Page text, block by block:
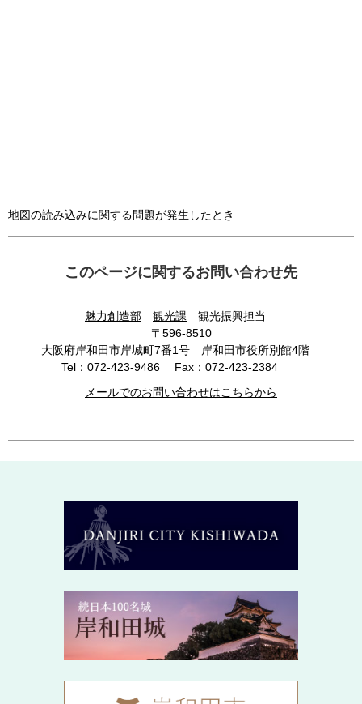
地図の読み込みに関する問題が発生したとき
このページに関するお問い合わせ先
魅力創造部 観光課
観光振興担当
〒596-8510
大阪府岸和田市岸城町7番1号 岸和田市役所別館4階
Tel：072-423-9486
Fax：072-423-2384
メールでのお問い合わせはこちらから